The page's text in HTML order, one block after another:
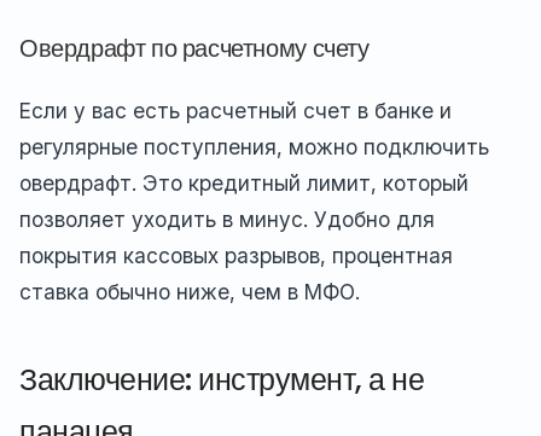
Овердрафт по расчетному счету
Если у вас есть расчетный счет в банке и
регулярные поступления, можно подключить
овердрафт. Это кредитный лимит, который
позволяет уходить в минус. Удобно для
покрытия кассовых разрывов, процентная
ставка обычно ниже, чем в МФО.
Заключение: инструмент, а не